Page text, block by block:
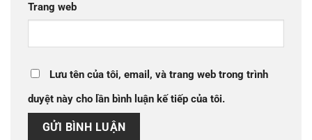
Trang web
Lưu tên của tôi, email, và trang web trong trình
duyệt này cho lần bình luận kế tiếp của tôi.